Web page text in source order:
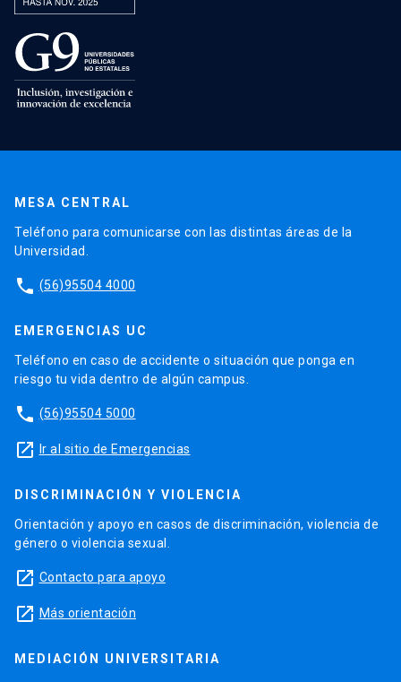
MESA CENTRAL
Teléfono para comunicarse con las distintas áreas de la
Universidad.
phone (56)95504 4000
EMERGENCIAS UC
Teléfono en caso de accidente o situación que ponga en
riesgo tu vida dentro de algún campus.
phone (56)95504 5000
launch Ir al sitio de Emergencias
DISCRIMINACIÓN Y VIOLENCIA
Orientación y apoyo en casos de discriminación, violencia de
género o violencia sexual.
launch Contacto para apoyo
launch Más orientación
MEDIACIÓN UNIVERSITARIA